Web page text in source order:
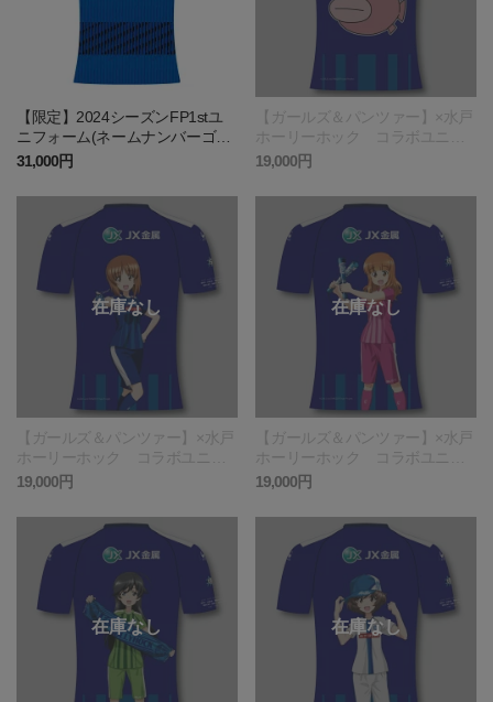
【限定】2024シーズンFP1stユ
ニフォーム(ネームナンバーゴー
ルド仕様)
31,000円
【ガールズ＆パンツァー】×水戸
ホーリーホック コラボユニフ
ォーム あんこう
19,000円
【ガールズ＆パンツァー】×水戸
ホーリーホック コラボユニフ
ォーム西住みほ
19,000円
【ガールズ＆パンツァー】×水戸
ホーリーホック コラボユニフ
ォーム武部沙織
19,000円